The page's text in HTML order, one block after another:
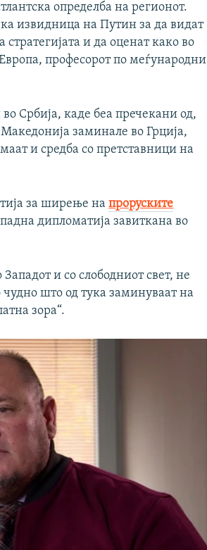
определба на регионот.
извидница на Путин за да видат
и да оценат како во
професорот по меѓународни
Србија, каде беа пречекани од,
заминале во Грција,
и средба со претставници на
за ширење напроруските
дипломатија завиткана во
и со слободниот свет, не
што од тука заминуваат на
зора“.